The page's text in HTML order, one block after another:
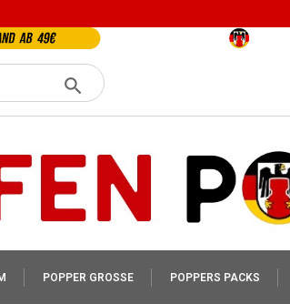
POPPER GROSSE POPPERS PACKS